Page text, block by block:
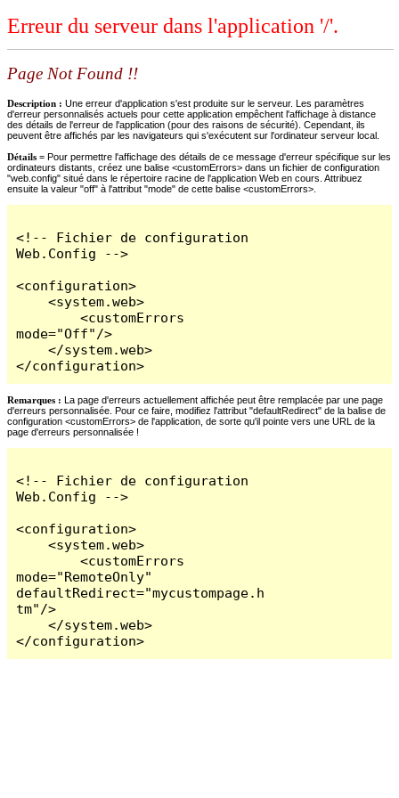
Erreur du serveur dans l'application '/'.
Page Not Found !!
Description : Une erreur d'application s'est produite sur le serveur. Les paramètres
d'erreur personnalisés actuels pour cette application empêchent l'affichage à distance
des détails de l'erreur de l'application (pour des raisons de sécurité). Cependant, ils
peuvent être affichés par les navigateurs qui s'exécutent sur l'ordinateur serveur local.
Détails = Pour permettre l'affichage des détails de ce message d'erreur spécifique sur les
ordinateurs distants, créez une balise <customErrors> dans un fichier de configuration
"web.config" situé dans le répertoire racine de l'application Web en cours. Attribuez
ensuite la valeur "off" à l'attribut "mode" de cette balise <customErrors>.
<!-- Fichier de configuration
Web.Config -->
<configuration>
    <system.web>
        <customErrors
mode="Off"/>
    </system.web>
</configuration>
Remarques : La page d'erreurs actuellement affichée peut être remplacée par une page
d'erreurs personnalisée. Pour ce faire, modifiez l'attribut "defaultRedirect" de la balise de
configuration <customErrors> de l'application, de sorte qu'il pointe vers une URL de la
page d'erreurs personnalisée !
<!-- Fichier de configuration
Web.Config -->
<configuration>
    <system.web>
        <customErrors
mode="RemoteOnly"
defaultRedirect="mycustompage.h
tm"/>
    </system.web>
</configuration>